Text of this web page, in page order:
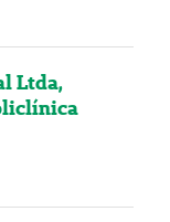
Ltda,